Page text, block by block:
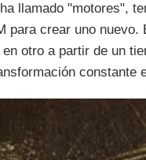
llamado "motores",
para crear uno nuevo.
otro a partir de un
constante